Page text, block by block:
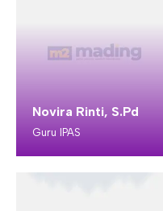
Novira Rinti, S.Pd
Guru IPAS